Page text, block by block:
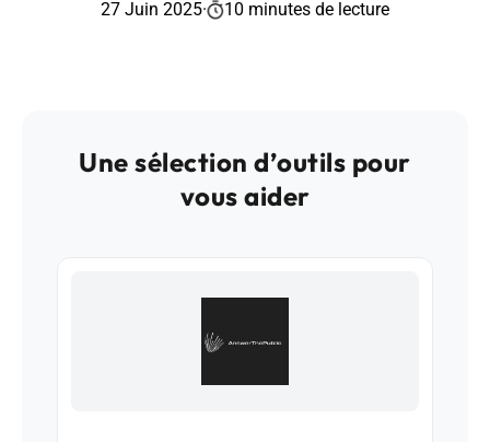
27 Juin 2025· 10 minutes de lecture
Une sélection d’outils pour
vous aider